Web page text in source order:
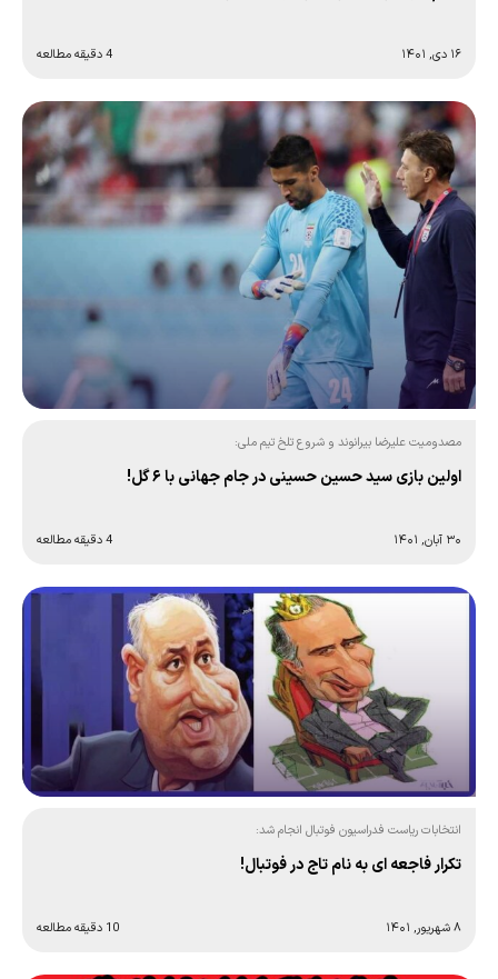
۱۶ دی, ۱۴۰۱ 4 دقیقه مطالعه
مصدومیت علیرضا بیرانوند و شروع تلخ تیم ملی:
اولین بازی سید حسین حسینی در جام جهانی با ۶ گل!
۳۰ آبان, ۱۴۰۱ 4 دقیقه مطالعه
انتخابات ریاست فدراسیون فوتبال انجام شد:
تکرار فاجعه ای به نام تاج در فوتبال!
۸ شهریور, ۱۴۰۱ 10 دقیقه مطالعه